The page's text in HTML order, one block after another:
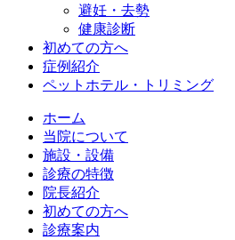
避妊・去勢
健康診断
初めての方へ
症例紹介
ペットホテル・トリミング
ホーム
当院について
施設・設備
診療の特徴
院長紹介
初めての方へ
診療案内